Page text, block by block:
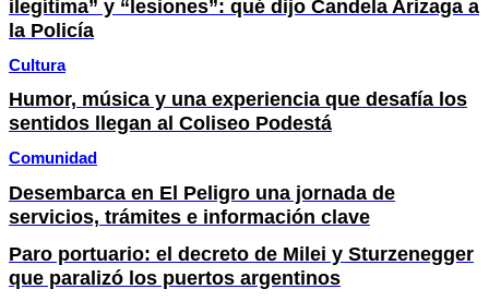
ilegítima” y “lesiones”: qué dijo Candela Arizaga a
la Policía
Cultura
Humor, música y una experiencia que desafía los
sentidos llegan al Coliseo Podestá
Comunidad
Desembarca en El Peligro una jornada de
servicios, trámites e información clave
Paro portuario: el decreto de Milei y Sturzenegger
que paralizó los puertos argentinos